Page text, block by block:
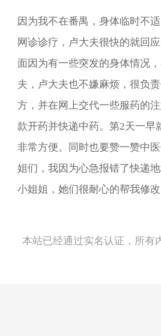
因为我不在番禺，身体临时不
网诊诊疗，卢大夫很快的就回
面因为有一些突发的身体情况
夫，卢大夫也不嫌麻烦，很负
方，并在网上交代一些服药的
款开药并快递中药。第2天一早
非常方便。同时也要赞一赞中
姐们，我因为心急报错了快递
小姐姐，她们很耐心的帮我修
本站已经通过实名认证，所有